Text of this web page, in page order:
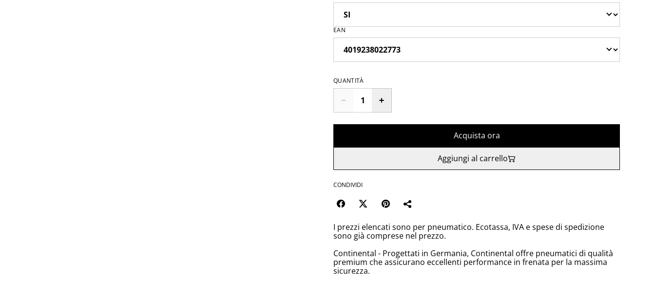
EAN
QUANTITÀ
Acquista ora
Aggiungi al carrello
CONDIVIDI
I prezzi elencati sono per pneumatico. Ecotassa, IVA e spese di spedizione
sono già comprese nel prezzo.
Continental - Progettati in Germania, Continental offre pneumatici di qualità
premium che assicurano eccellenti performance in frenata per la massima
sicurezza.